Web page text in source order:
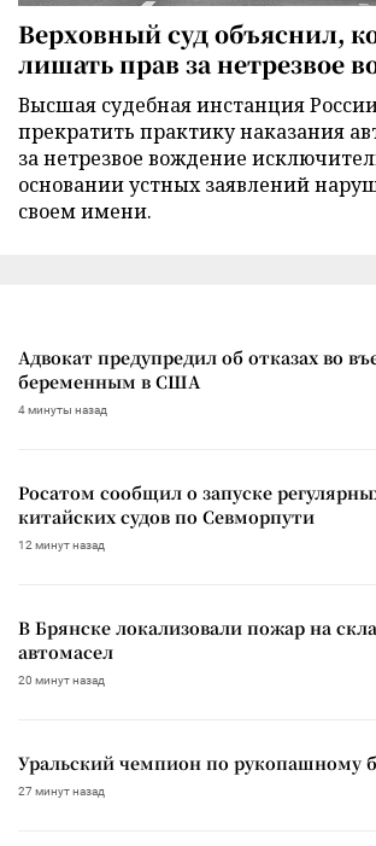
Верховный суд объяснил,
лишать прав за нетрезвое
Высшая судебная инстанция
прекратить практику наказания
за нетрезвое вождение
основании устных заявлений
своем имени.
Адвокат предупредил об отказах во
беременным в США
4 минуты назад
Росатом сообщил о запуске
китайских судов по Севморпути
12 минут назад
В Брянске локализовали пожар на
автомасел
20 минут назад
Уральский чемпион по рукопашному
27 минут назад